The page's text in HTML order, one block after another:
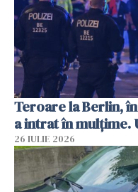
Teroare la Berlin,
a intrat în mulțime.
26 IULIE 2026